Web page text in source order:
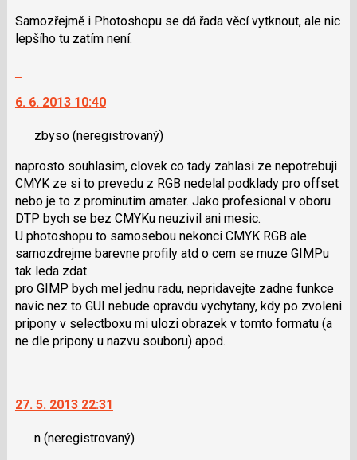
Samozřejmě i Photoshopu se dá řada věcí vytknout, ale nic
lepšího tu zatím není.
další
názor.
navigaci
lze
použít
klávesy
N
pro
následující
a
P
pro
názor
6. 6. 2013 10:40
zbyso (neregistrovaný)
naprosto souhlasim, clovek co tady zahlasi ze nepotrebuji
CMYK ze si to prevedu z RGB nedelal podklady pro offset
nebo je to z prominutim amater. Jako profesional v oboru
DTP bych se bez CMYKu neuzivil ani mesic.
U photoshopu to samosebou nekonci CMYK RGB ale
samozdrejme barevne profily atd o cem se muze GIMPu
tak leda zdat.
pro GIMP bych mel jednu radu, nepridavejte zadne funkce
navic nez to GUI nebude opravdu vychytany, kdy po zvoleni
pripony v selectboxu mi ulozi obrazek v tomto formatu (a
ne dle pripony u nazvu souboru) apod.
další
názor.
27. 5. 2013 22:31
n (neregistrovaný)